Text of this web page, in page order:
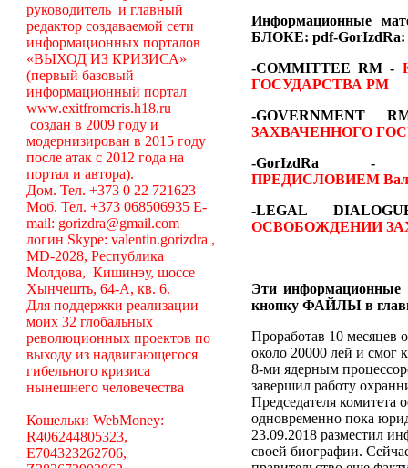
руководитель и главный
редактор создаваемой сети
информационных порталов
«ВЫХОД ИЗ КРИЗИСА»
(первый базовый
информационный портал
www.exitfromcris.h18.ru
создан в 2009 году и
модернизирован в 2015 году
после атак с 2012 года на
портал и автора).
Дом. Тел. +373 0 22 721623
Моб. Тел. +373 068506935 E-
mail: gorizdra@gmail.com
логин Skype: valentin.gorizdra ,
MD-2028, Республика
Молдова, Кишинэу, шоссе
Хынчешть, 64-А, кв. 6.
Для поддержки реализации
моих 32 глобальных
революционных проектов по
выходу из надвигающегося
гибельного кризиса
нынешнего человечества
Кошельки WebMoney:
R406244805323,
E704323262706,
Информационные
БЛОКЕ: pdf-GorIzdRa:
-COMMITTEE RM -
ГОСУДАРСТВА РМ
-
ЗАХВАЧЕННОГО
-
ПРЕДИСЛОВИЕМ
-LEGAL
ОСВОБОЖДЕНИИ
Эти информационные
кнопку ФАЙЛЫ в
Проработав 10 месяцев
около 20000 лей и смог
8-ми ядерным
завершил работу
Председателя комитета
одновременно пока
23.09.2018 разместил
своей биографии.